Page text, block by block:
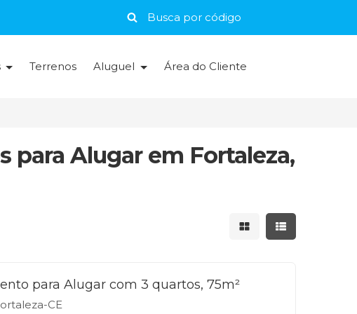
Terrenos Aluguel Área do Cliente
para Alugar em Fortaleza,
Mostrar resultados
Mostrar
para Alugar com 3 quartos, 75m²
CE